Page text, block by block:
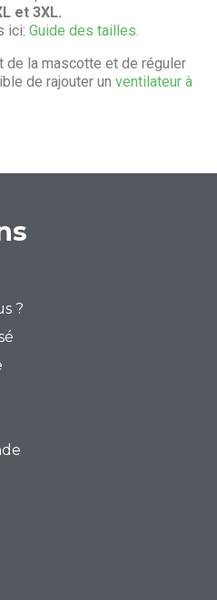
et 3XL.
ici: Guide des tailles.
de la mascotte et de réguler
de rajouter un ventilateur à
?